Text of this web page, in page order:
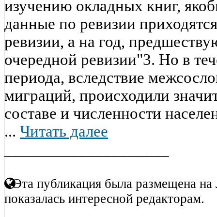
изучению окладных книг,
данные по ревизии
ревизии, а на год,
очередной ревизии"3. Но в
периода, вследствие
миграций, происходили
составе и численности
... Читать далее
Эта публикация была размещена на
показалась интересной редакторам.